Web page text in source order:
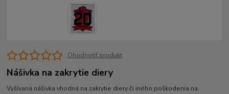
Ohodnotiť produkt
Nášivka na zakrytie diery
Vyšívaná nášivka vhodná na zakrytie diery či iného poškodenia na